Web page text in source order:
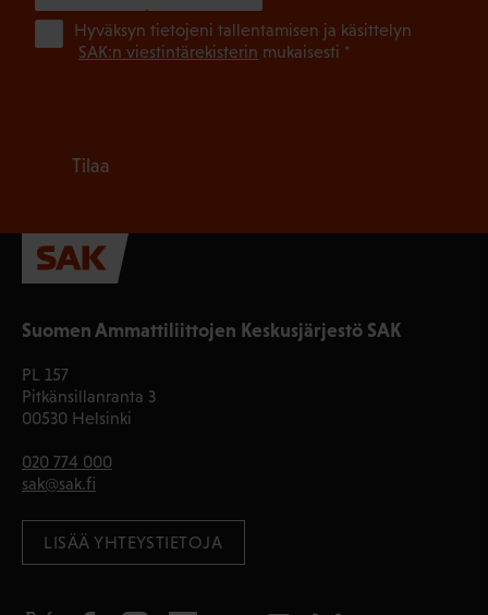
Suomen Ammattiliittojen Keskusjärjestö SAK
PL 157
Pitkänsillanranta 3
00530 Helsinki
020 774 000
sak@sak.fi
LISÄÄ YHTEYSTIETOJA
Hyväksyn tietojeni tallentamisen ja käsittelyn
SAK:n viestintärekisterin mukaisesti *
Tilaa